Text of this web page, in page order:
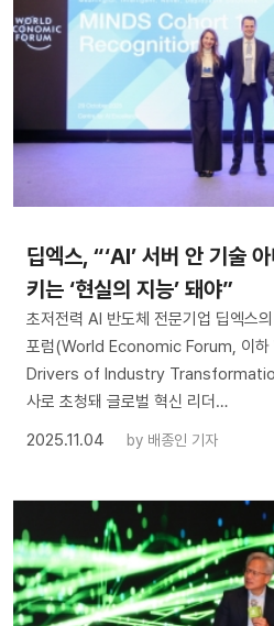
딥엑스, “‘AI’ 서버 안 기술
키는 ‘현실의 지능’ 돼야”
초저전력 AI 반도체 전문기업 딥엑스
포럼(World Economic Forum, 이하
Drivers of Industry
사로 초청돼 글로벌 혁신 리더…
2025.11.04
by 배종인 기자